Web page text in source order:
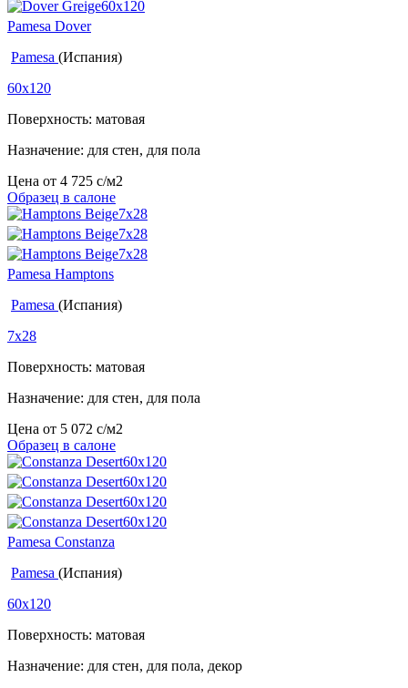
Pamesa Dover
Pamesa (Испания)
60x120
Поверхность: матовая
Назначение: для стен, для пола
Цена от 4 725 c/м2
Образец в салоне
Pamesa Hamptons
Pamesa (Испания)
7x28
Поверхность: матовая
Назначение: для стен, для пола
Цена от 5 072 c/м2
Образец в салоне
Pamesa Constanza
Pamesa (Испания)
60x120
Поверхность: матовая
Назначение: для стен, для пола, декор